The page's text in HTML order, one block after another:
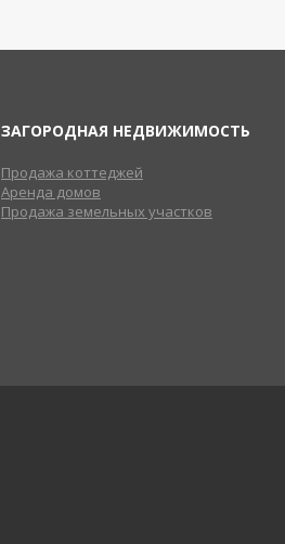
ЗАГОРОДНАЯ НЕДВИЖИМОСТЬ
Продажа коттеджей
Аренда домов
Продажа земельных участков